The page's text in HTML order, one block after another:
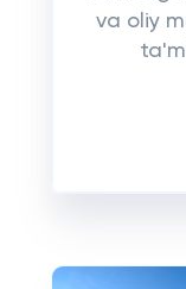
va oliy